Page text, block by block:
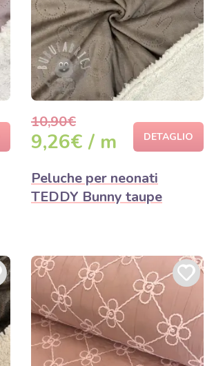
10,90€
9,26€ / m DETAGLIO
Peluche per neonati
TEDDY Bunny taupe